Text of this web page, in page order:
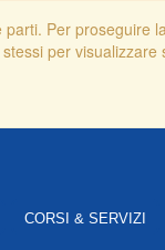
Per
per visualizzare
CORSI & SERVIZI